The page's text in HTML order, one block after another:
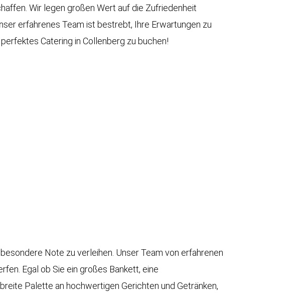
Wir legen großen Wert auf die Zufriedenheit
erfahrenes Team ist bestrebt, Ihre Erwartungen zu
Catering in Collenberg zu buchen!
Note zu verleihen. Unser Team von erfahrenen
Egal ob Sie ein großes Bankett, eine
Palette an hochwertigen Gerichten und Getränken,